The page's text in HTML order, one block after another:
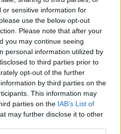
or sensitive information for
use the below opt-out
Please note that after your
you may continue seeing
personal information utilized by
to third parties prior to
opt-out of the further
by third parties on the
This information may
parties on the IAB’s List of
may further disclose it to other